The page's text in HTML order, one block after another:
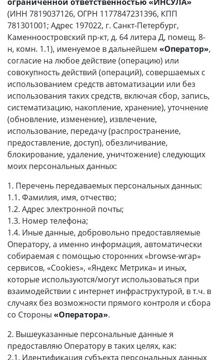
(ИНН 7819037126, ОГРН 1177847231396, КПП
781301001; Адрес 197022, г. Санкт-Петербург,
Каменноостровский пр-кт, д. 64 литера Д, помещ. 8-
н, комн. 1.1), именуемое в дальнейшем «Оператор»,
согласие на любое действие (операцию) или
совокупность действий (операций), совершаемых с
использованием средств автоматизации или без
использования таких средств, включая сбор, запись,
систематизацию, накопление, хранение), уточнение
(обновление, изменение), извлечение,
использование, передачу (распространение,
предоставление, доступ), обезличивание,
блокирование, удаление, уничтожение) следующих
моих персональных данных:
1. Перечень передаваемых персональных данных:
1.1. Фамилия, имя, отчество;
1.2. Адрес электронной почты;
1.3. Номер телефона;
1.4. Иные данные, добровольно предоставляемые
Оператору, а именно информация, автоматически
собираемая с помощью сторонних «browse-wrap»
сервисов, «Cookies», «Яндекс Метрика» и иных,
которые используются/могут использоваться при
взаимодействии с интернет инфраструктурой, в т.ч. в
случаях без возможности прямого контроля и сбора
со Стороны «Оператора».
2. Вышеуказанные персональные данные я
предоставляю Оператору в таких целях, как:
2.1. Идентификация субъекта персональных данных